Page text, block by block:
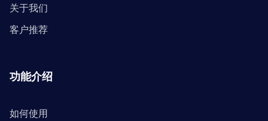
关于我们
客户推荐
功能介绍
如何使用